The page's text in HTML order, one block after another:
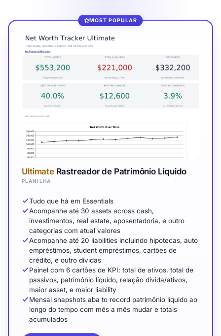
MOST POPULAR
UltimateRastreador de Patrimônio Líquido
PLANILHA
Tudo que há em Essentials
Acompanhe até 30 assets across cash,
investimentos, real estate, aposentadoria, e outro
categorias com atual valores
Acompanhe até 20 liabilities incluindo hipotecas, auto
empréstimos, student empréstimos, cartões de
crédito, e outro dívidas
Painel com 6 cartões de KPI: total de ativos, total de
passivos, patrimônio líquido, relação dívida/ativos,
maior asset, e maior liability
Mensal snapshots aba to record patrimônio líquido ao
longo do tempo com mês a mês mudar e totais
acumulados